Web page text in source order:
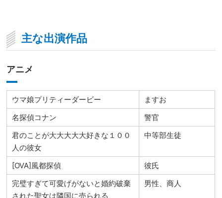
主な出演作品
アニメ
ウマ娘プリティーダービー
ますお
名探偵コナン
警官
君のことが大大大大大好きな１００
人の彼女
中等部生徒
[OVA]風都探偵
彼氏
完璧すぎて可愛げがないと婚約破棄
された聖女は隣国に売られる
男性、商人